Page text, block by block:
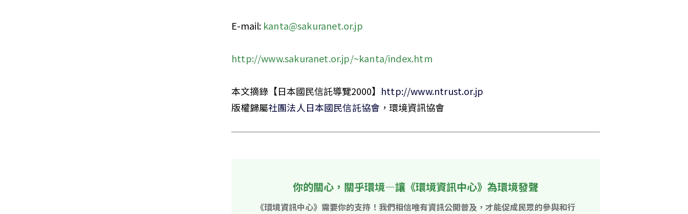
E-mail: kanta@sakuranet.or.jp
http://www.sakuranet.or.jp/~kanta/index.htm
本文摘錄【日本國民信託導覽2000】
版權歸屬社團法人日本國民信託協會 ，環境資訊協會
你的關心，關乎環境—讓《環境資訊中心》為環境發聲
《環境資訊中心》需要你的支持！我們相信唯有資訊公開普及，才能促成民眾的參與和行